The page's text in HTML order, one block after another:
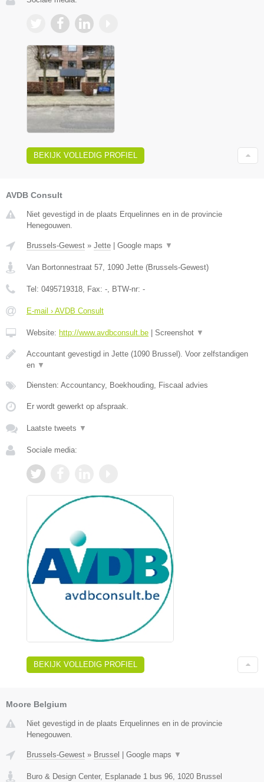
BEKIJK VOLLEDIG PROFIEL
AVDB Consult
Niet gevestigd in de plaats Erquelinnes en in de provincie
Henegouwen.
Brussels-Gewest » Jette | Google maps ▼
Van Bortonnestraat 57 1090 Jette (Brussels-Gewest)
Tel: 0495719318 , Fax: - , BTW-nr: -
E-mail › AVDB Consult
Website: http://www.avdbconsult.be | Screenshot ▼
Accountant gevestigd in Jette (1090 Brussel). Voor zelfstandigen
en ▼
Diensten: Accountancy, Boekhouding, Fiscaal advies
Er wordt gewerkt op afspraak.
Laatste tweets ▼
Sociale media:
BEKIJK VOLLEDIG PROFIEL
Moore Belgium
Niet gevestigd in de plaats Erquelinnes en in de provincie
Henegouwen.
Brussels-Gewest » Brussel | Google maps ▼
Buro & Design Center, Esplanade 1 bus 96 1020 Brussel